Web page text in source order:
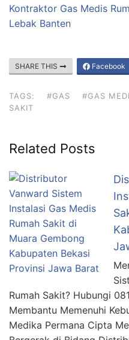
Kontraktor Gas Medis
Lebak Banten
SHARE THIS Facebook
TAGS: #GAS #GAS
SAKIT
Related Posts
Rumah Sakit? Hubungi
Membantu Memenuhi
Medika Permana Cipta